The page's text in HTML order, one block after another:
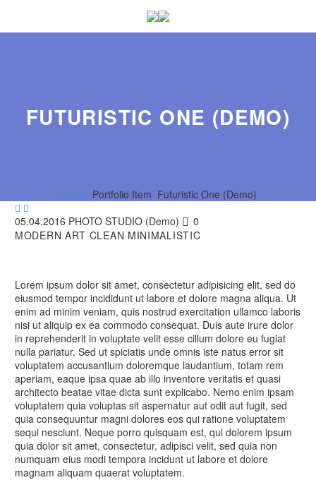
FUTURISTIC ONE (DEMO)
Home Portfolio Item Futuristic One (Demo)
 
05.04.2016 PHOTO STUDIO (Demo)
0
MODERN ART CLEAN MINIMALISTIC
Lorem ipsum dolor sit amet, consectetur adipisicing elit, sed do
eiusmod tempor incididunt ut labore et dolore magna aliqua. Ut
enim ad minim veniam, quis nostrud exercitation ullamco laboris
nisi ut aliquip ex ea commodo consequat. Duis aute irure dolor
in reprehenderit in voluptate velit esse cillum dolore eu fugiat
nulla pariatur. Sed ut spiciatis unde omnis iste natus error sit
voluptatem accusantium doloremque laudantium, totam rem
aperiam, eaque ipsa quae ab illo inventore veritatis et quasi
architecto beatae vitae dicta sunt explicabo. Nemo enim ipsam
voluptatem quia voluptas sit aspernatur aut odit aut fugit, sed
quia consequuntur magni dolores eos qui ratione voluptatem
sequi nesciunt. Neque porro quisquam est, qui dolorem ipsum
quia dolor sit amet, consectetur, adipisci velit, sed quia non
numquam eius modi tempora incidunt ut labore et dolore
magnam aliquam quaerat voluptatem.